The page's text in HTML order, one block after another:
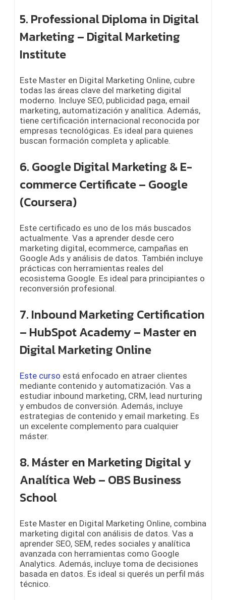
5. Professional Diploma in Digital
Marketing – Digital Marketing
Institute
Este Master en Digital Marketing Online, cubre
todas las áreas clave del marketing digital
moderno. Incluye SEO, publicidad paga, email
marketing, automatización y analítica. Además,
tiene certificación internacional reconocida por
empresas tecnológicas. Es ideal para quienes
buscan formación completa y aplicable.
6. Google Digital Marketing & E-
commerce Certificate – Google
(Coursera)
Este certificado es uno de los más buscados
actualmente. Vas a aprender desde cero
marketing digital, ecommerce, campañas en
Google Ads y análisis de datos. También incluye
prácticas con herramientas reales del
ecosistema Google. Es ideal para principiantes o
reconversión profesional.
7. Inbound Marketing Certification
– HubSpot Academy – Master en
Digital Marketing Online
Este curso está enfocado en atraer clientes
mediante contenido y automatización. Vas a
estudiar inbound marketing, CRM, lead nurturing
y embudos de conversión. Además, incluye
estrategias de contenido y email marketing. Es
un excelente complemento para cualquier
máster.
8. Máster en Marketing Digital y
Analítica Web – OBS Business
School
Este Master en Digital Marketing Online, combina
marketing digital con análisis de datos. Vas a
aprender SEO, SEM, redes sociales y analítica
avanzada con herramientas como Google
Analytics. Además, incluye toma de decisiones
basada en datos. Es ideal si querés un perfil más
técnico.